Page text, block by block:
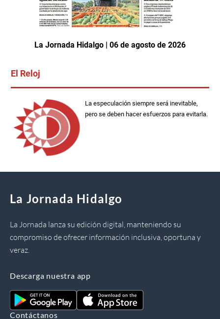
La Jornada Hidalgo | 06 de agosto de 2026
El Reloj
La especulación siempre será inevitable,
pero se deben hacer esfuerzos para evitarla.
La Jornada Hidalgo
La Jornada lanza su edición digital, manteniendo su
compromiso de ofrecer información inclusiva, oportuna y
veraz.
Descarga nuestra app
Contáctanos